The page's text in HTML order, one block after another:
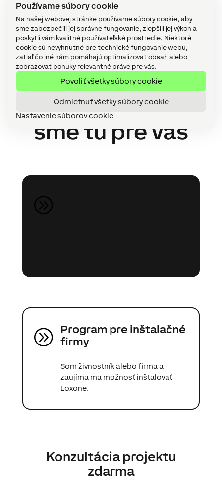
Používame súbory cookie
Na našej webovej stránke používame súbory cookie, aby
sme zabezpečili jej správne fungovanie, zlepšili jej výkon a
poskytli vám kvalitné používateľské prostredie. Niektoré
cookie sú nevyhnutné pre technické fungovanie webu,
zatiaľ čo iné nám pomáhajú optimalizovať obsah alebo
zobrazovať ponuky relevantné práve pre vás.
Povoliť všetky súbory cookie
Odmietnuť všetky súbory cookie
Nastavenie súborov cookie
Napíšte nám,
sme tu pre vás
A
Program pre inštalačné
firmy
Som živnostník alebo firma a
zaujíma ma možnosť inštalovať
Loxone.
Konzultácia projektu
zdarma